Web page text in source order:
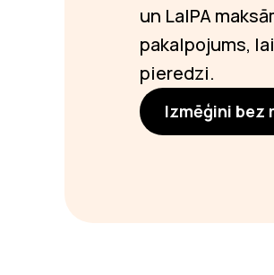
un LaIPA
pakalpojums,
pieredzi.
Izmēģini bez